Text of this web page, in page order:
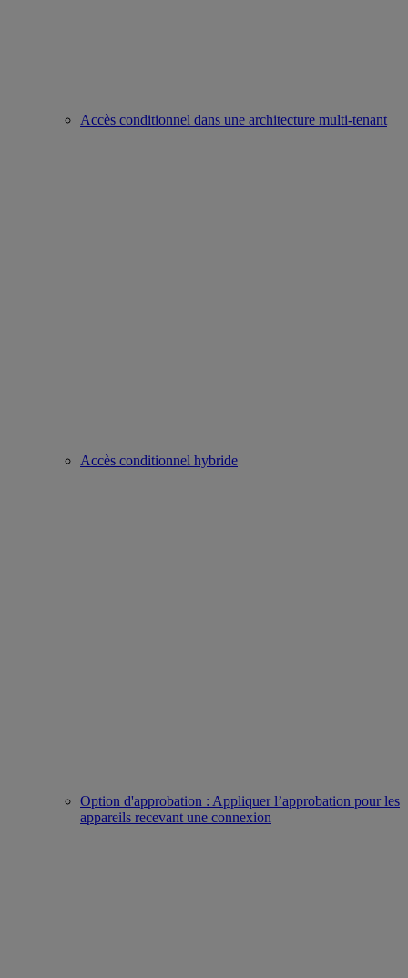
Accès conditionnel dans une architecture multi-tenant
Accès conditionnel hybride
Option d'approbation : Appliquer l’approbation pour les
appareils recevant une connexion